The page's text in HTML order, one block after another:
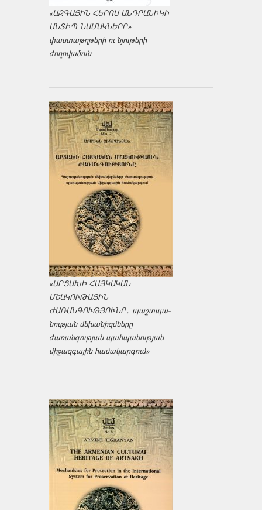
«ԱԶԳԱՅԻՆ ՀԵՐՈՍ ԱՆԴՐԱՆԻԿԻ
ԱՆՏԻՊ ՆԱՄԱԿՆԵՐԸ»
փաստաթղթերի ու նյութերի
ժողովածուն
«ԱՐՑԱԽԻ ՀԱՅԿԱԿԱՆ
ՄՇԱԿՈՒԹԱՅԻՆ
ԺԱՌԱՆԳՈՒԹՅՈՒՆԸ․ պաշտպա­
նության մեխանիզմները
ժառանգության պահպանության
միջազ­գային համակարգում»